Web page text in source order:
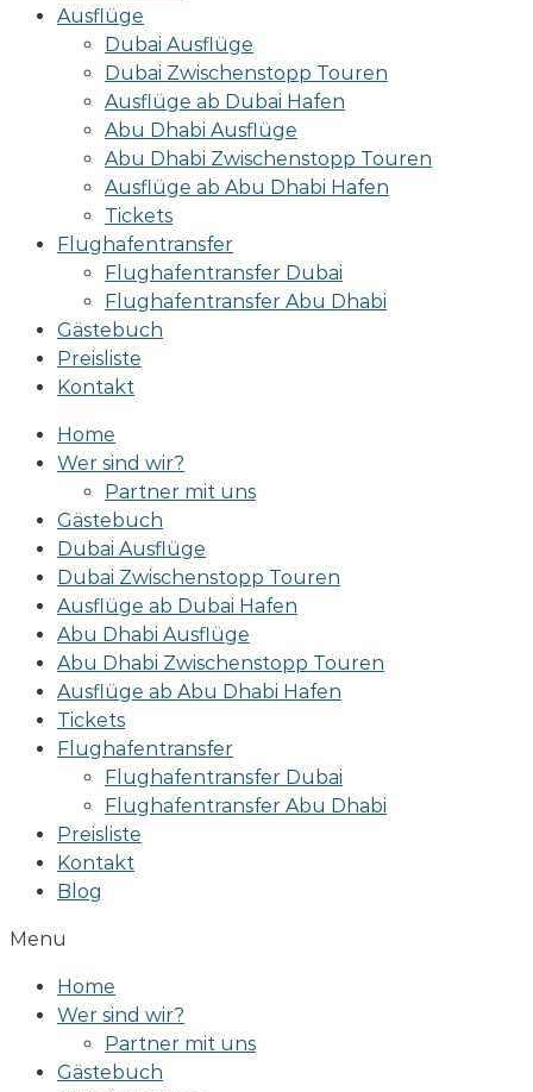
Ausflüge
Dubai Ausflüge
Dubai Zwischenstopp Touren
Ausflüge ab Dubai Hafen
Abu Dhabi Ausflüge
Abu Dhabi Zwischenstopp Touren
Ausflüge ab Abu Dhabi Hafen
Tickets
Flughafentransfer
Flughafentransfer Dubai
Flughafentransfer Abu Dhabi
Gästebuch
Preisliste
Kontakt
Home
Wer sind wir?
Partner mit uns
Gästebuch
Dubai Ausflüge
Dubai Zwischenstopp Touren
Ausflüge ab Dubai Hafen
Abu Dhabi Ausflüge
Abu Dhabi Zwischenstopp Touren
Ausflüge ab Abu Dhabi Hafen
Tickets
Flughafentransfer
Flughafentransfer Dubai
Flughafentransfer Abu Dhabi
Preisliste
Kontakt
Blog
Menu
Home
Wer sind wir?
Partner mit uns
Gästebuch